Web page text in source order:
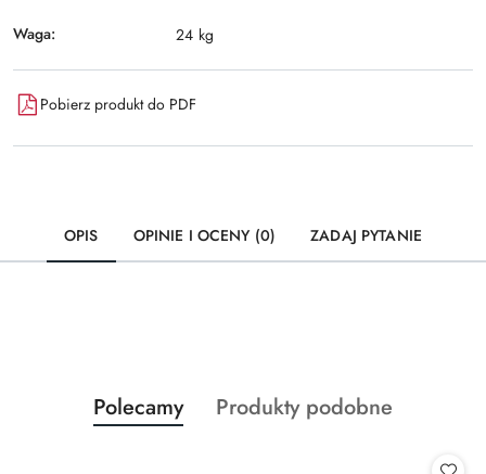
Waga: 24 kg
Pobierz produkt do PDF
OPIS OPINIE I OCENY (0) ZADAJ PYTANIE
Pomiń karuzelę produktów
Produkty
o
Polecamy
Produkty
Produkty podobne